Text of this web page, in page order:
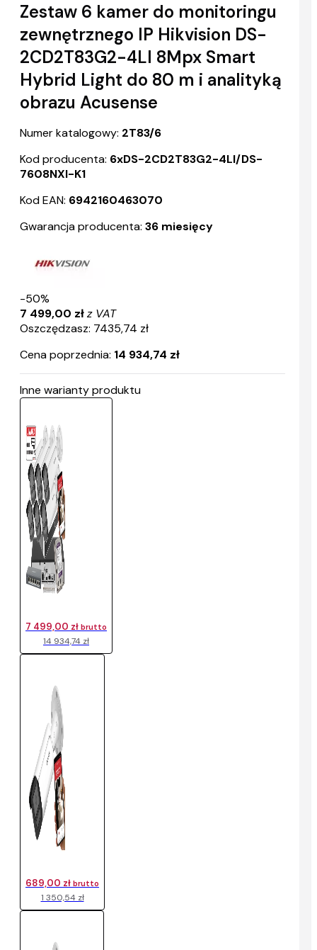
Zestaw 6 kamer do monitoringu
zewnętrznego IP Hikvision DS-
2CD2T83G2-4LI 8Mpx Smart
Hybrid Light do 80 m i analityką
obrazu Acusense
Numer katalogowy: 2T83/6
Kod producenta: 6xDS-2CD2T83G2-4LI/DS-
7608NXI-K1
Kod EAN: 6942160463070
Gwarancja producenta: 36 miesięcy
-50%
7 499,00 złz VAT
Oszczędzasz: 7435,74 zł
Cena poprzednia: 14 934,74 zł
Inne warianty produktu
14 934,74 zł
7 499,00 zł brutto
1 350,54 zł
689,00 zł brutto